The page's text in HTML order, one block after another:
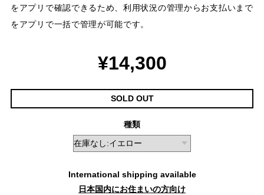
をアプリで確認できるため、利用状況の管理からお支払いまで
をアプリで一括で管理が可能です。
¥14,300
SOLD OUT
種類
International shipping available
日本国内にお住まいの方向け